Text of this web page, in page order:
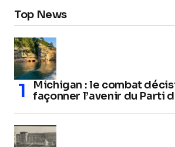
Top News
Michigan : le combat
façonner l’avenir du Parti